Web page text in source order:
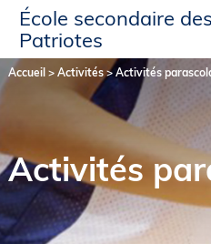
École secondaire des
Patriotes
Accueil> Activités>Activités
Activités